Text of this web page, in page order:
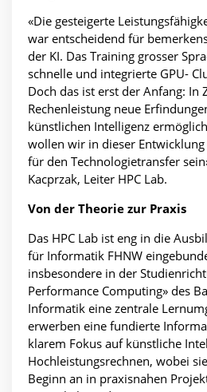
«Die gesteigerte
war entscheidend für
der KI. Das Training grosser
schnelle und integrierte GPU-
Doch das ist erst der Anfang:
Rechenleistung neue
künstlichen Intelligenz
wollen wir in dieser
für den Technologietransfer
Kacprzak, Leiter HPC Lab.
Von der Theorie zur Praxis
Das HPC Lab ist eng in die
für Informatik FHNW
insbesondere in der
Performance Computing» des
Informatik eine zentrale
erwerben eine fundierte
klarem Fokus auf künstliche
Hochleistungsrechnen, wobei
Beginn an in praxisnahen